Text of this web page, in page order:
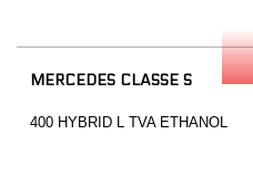
MERCEDES CLASSE S
400 HYBRID L TVA ETHANOL